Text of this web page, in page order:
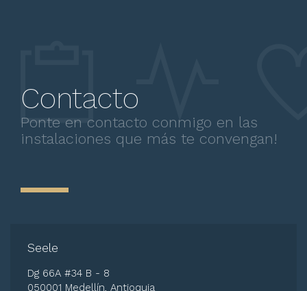
Problemas de autoestima
Asesoria Psicojurídica
Trastornos por Déficit de Atención e
Tricotilomanía
Tristeza
Contacto
Ponte en contacto conmigo en las
instalaciones que más te convengan!
Seele
Dg 66A #34 B - 8
050001 Medellín, Antioquia